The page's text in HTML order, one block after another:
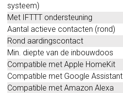
systeem)
Met IFTTT ondersteuning
Aantal actieve contacten (rond)
Rond aardingscontact
Min. diepte van de inbouwdoos
Compatible met Apple HomeKit
Compatible met Google Assistant
Compatible met Amazon Alexa